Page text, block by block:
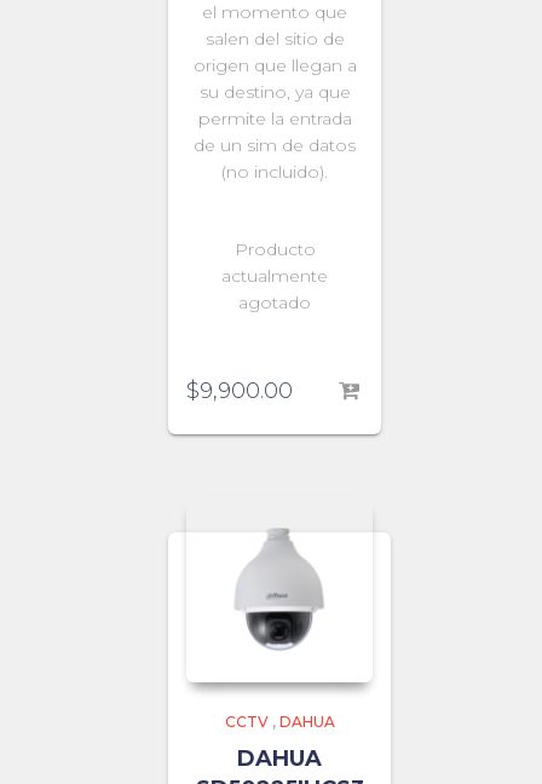
el momento que
salen del sitio de
origen que llegan a
su destino, ya que
permite la entrada
de un sim de datos
(no incluido).
Producto
actualmente
agotado
$9,900.00
CCTV, DAHUA
DAHUA